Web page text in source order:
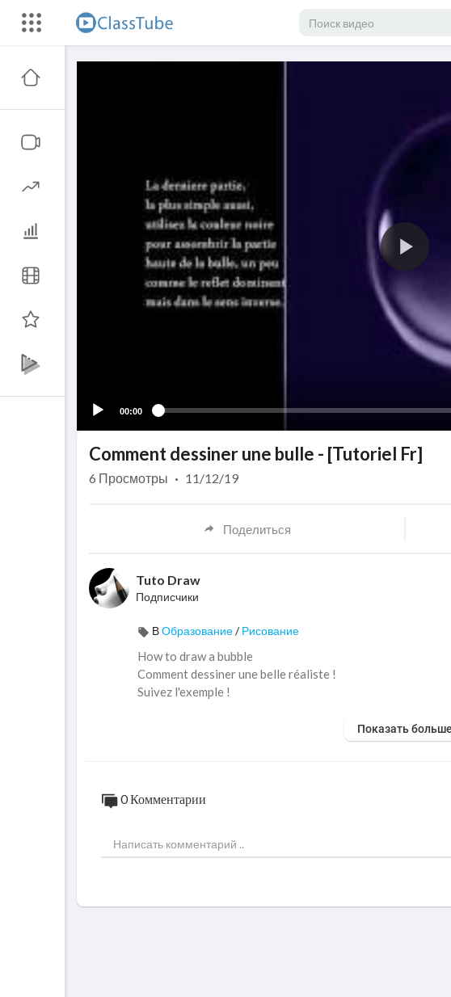
00:00
Comment dessiner une bulle - [Tutoriel Fr]
6 Просмотры · 11/12/19
Поделиться
Tuto Draw
Подписчики
ВОбразование/Рисование
How to draw a bubble
Comment dessiner une belle réaliste !
Suivez l'exemple !
Показать больше
0 Комментарии